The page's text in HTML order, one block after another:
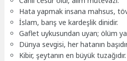
Hata yapmak insana mahsus,
İslam, barış ve kardeşlik dinidir.
Gaflet uykusundan uyan; ölüm
Dünya sevgisi, her hatanın
Kibir, şeytanın en büyük tuzağıdır.